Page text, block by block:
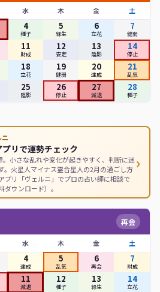
水 木 金 土
4
種子
5
緑生
6
立花
7
健弱
11
財成
12
安定
13
陰影
14
停止
18
立花
19
健弱
20
達成
21
乱気
25
陰影
26
停止
27
減退
28
種子
リで運勢チェック
。小さな乱れや変化が起きやすく、判断に迷
。火星人マイナス霊合星人の2月の過ごし方
プリ「ヴェルニ」でプロの占い師に相談で
ダウンロード）。
›
再会
水 木 金 土
4
達成
5
乱気
6
再会
7
財成
11
減退
12
種子
13
緑生
14
立花